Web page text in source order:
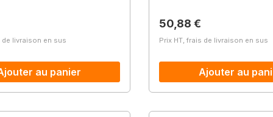
de livraison en sus
au panier
Prix régulier :
50,88 €
Prix HT, frais de livraison en sus
Ajouter au